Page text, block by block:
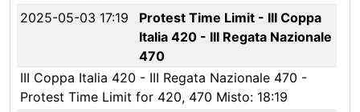
2025-05-03 17:19
Protest Time Limit - III Coppa
Italia 420 - III Regata Nazionale
470
III Coppa Italia 420 - III Regata Nazionale 470 -
Protest Time Limit for 420, 470 Misto: 18:19